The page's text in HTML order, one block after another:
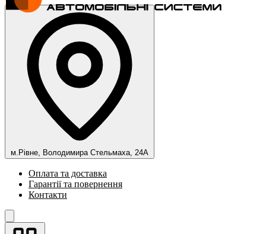
м.Рівне, Володимира Стельмаха, 24А
Оплата та доставка
Гарантії та повернення
Контакти